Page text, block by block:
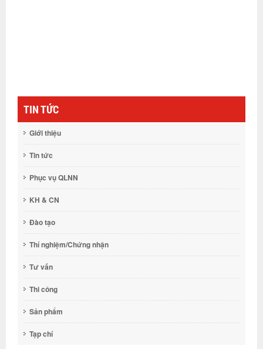
TIN TỨC
Giới thiệu
Tin tức
Phục vụ QLNN
KH & CN
Đào tạo
Thí nghiệm/Chứng nhận
Tư vấn
Thi công
Sản phẩm
Tạp chí